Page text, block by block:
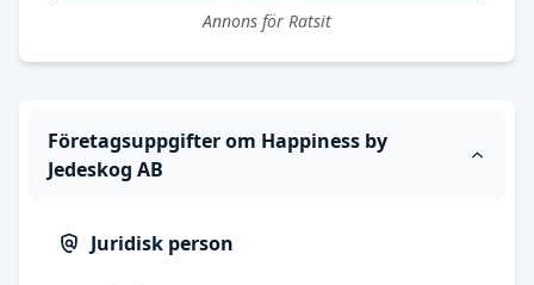
Annons för Ratsit
Företagsuppgifter om Happiness by
Jedeskog AB
Juridisk person